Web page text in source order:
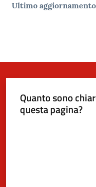
Ultimo aggiornamento
Quanto sono
questa pagina?